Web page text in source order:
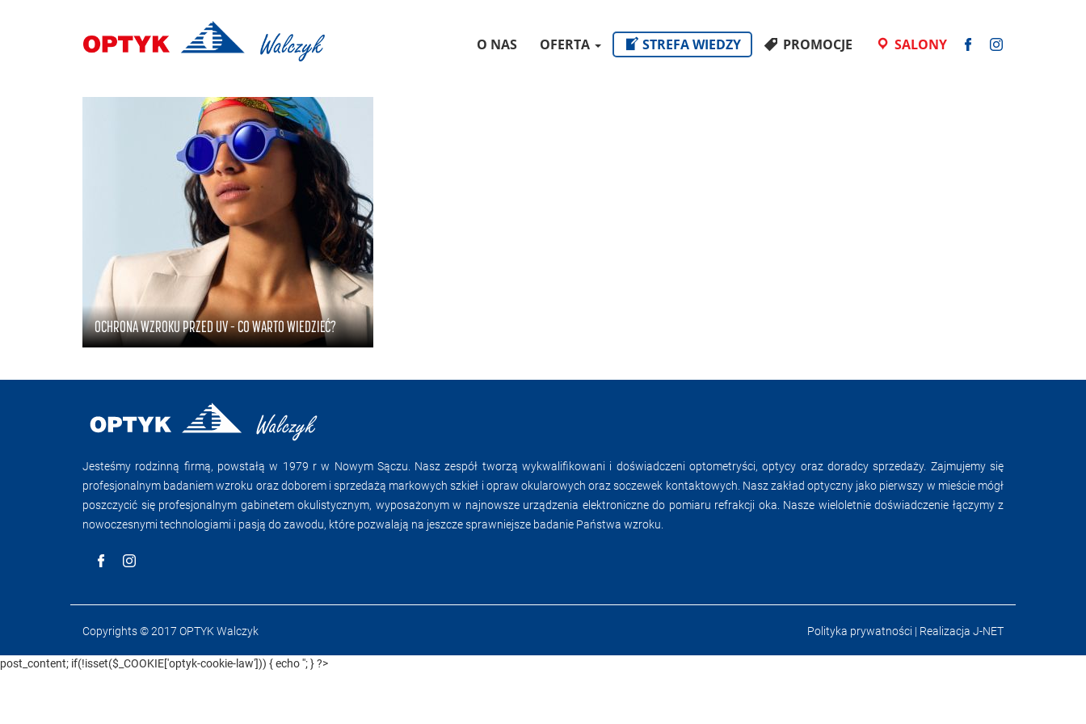
O NAS OFERTA STREFA WIEDZY PROMOCJE SALONY
OCHRONA WZROKU PRZED UV – CO WARTO WIEDZIEĆ?
Jesteśmy rodzinną firmą, powstałą w 1979 r w Nowym Sączu. Nasz zespół tworzą wykwalifikowani i doświadczeni optometryści, optycy oraz doradcy sprzedaży. Zajmujemy się
profesjonalnym badaniem wzroku oraz doborem i sprzedażą markowych szkieł i opraw okularowych oraz soczewek kontaktowych. Nasz zakład optyczny jako pierwszy w mieście mógł
poszczycić się profesjonalnym gabinetem okulistycznym, wyposażonym w najnowsze urządzenia elektroniczne do pomiaru refrakcji oka. Nasze wieloletnie doświadczenie łączymy z
nowoczesnymi technologiami i pasją do zawodu, które pozwalają na jeszcze sprawniejsze badanie Państwa wzroku.
Copyrights © 2017 OPTYK Walczyk Polityka prywatności | Realizacja J-NET
post_content; if(!isset($_COOKIE['optyk-cookie-law'])) { echo ''; } ?>